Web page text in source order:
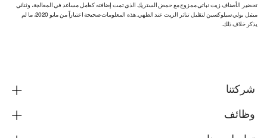
تحضير الأصناف زيت نباتي ممزوج مع حمض الستريك الذي تمت إضافته كعامل مساعد في المعالجة، وثنائي
ميثيل بولي سيلوكسين لتقليل تناثر الزيت عند الطهي. هذه المعلومات صحيحة اعتباراً من مايو 2020، ما لم
يذكر خلاف ذلك.
شركتنا
وظائف